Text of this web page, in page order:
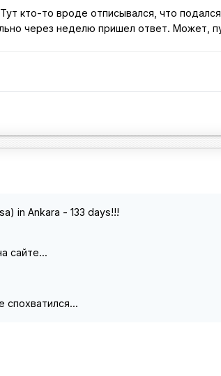
кто-то вроде отписывался, что
через неделю пришел ответ. Может,
in Ankara - 133 days!!!
сайте...